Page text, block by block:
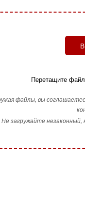
Перетащите
файлы, вы
Не загружайте